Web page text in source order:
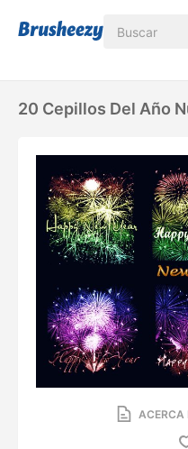
20 Cepillos Del Año
ACERCA